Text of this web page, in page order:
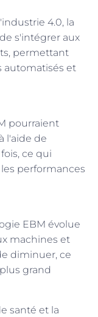
4.0, la
s'intégrer aux
permettant
automatisés et
pourraient
l'aide de
ce qui
performances
EBM évolue
machines et
diminuer, ce
grand
santé et la